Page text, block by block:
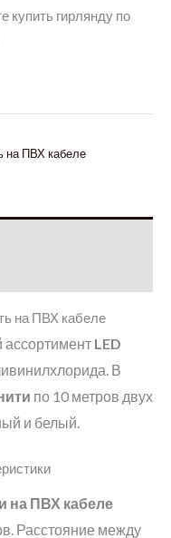
купить гирлянду по
на ПВХ кабеле
на ПВХ кабеле
ассортимент LED
В
по 10 метров двух
и белый.
на ПВХ кабеле
Расстояние между